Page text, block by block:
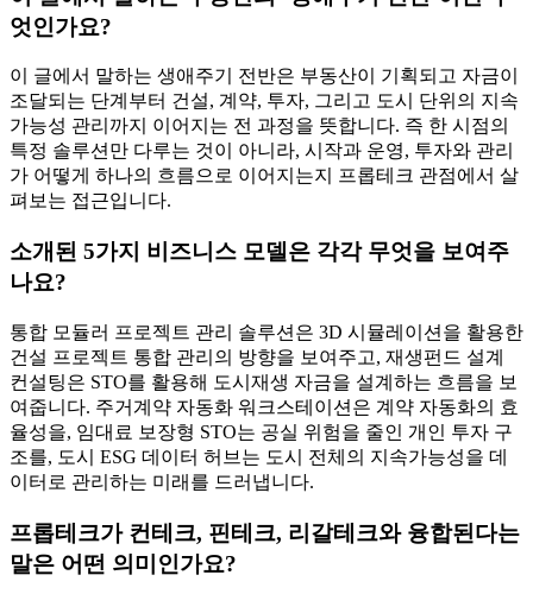
엇인가요?
이 글에서 말하는 생애주기 전반은 부동산이 기획되고 자금이
조달되는 단계부터 건설, 계약, 투자, 그리고 도시 단위의 지속
가능성 관리까지 이어지는 전 과정을 뜻합니다. 즉 한 시점의
특정 솔루션만 다루는 것이 아니라, 시작과 운영, 투자와 관리
가 어떻게 하나의 흐름으로 이어지는지 프롭테크 관점에서 살
펴보는 접근입니다.
소개된 5가지 비즈니스 모델은 각각 무엇을 보여주
나요?
통합 모듈러 프로젝트 관리 솔루션은 3D 시뮬레이션을 활용한
건설 프로젝트 통합 관리의 방향을 보여주고, 재생펀드 설계
컨설팅은 STO를 활용해 도시재생 자금을 설계하는 흐름을 보
여줍니다. 주거계약 자동화 워크스테이션은 계약 자동화의 효
율성을, 임대료 보장형 STO는 공실 위험을 줄인 개인 투자 구
조를, 도시 ESG 데이터 허브는 도시 전체의 지속가능성을 데
이터로 관리하는 미래를 드러냅니다.
프롭테크가 컨테크, 핀테크, 리갈테크와 융합된다는
말은 어떤 의미인가요?